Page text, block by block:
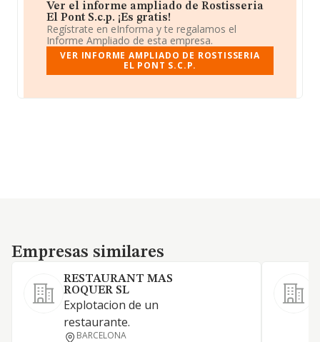
Ver el informe ampliado de Rostisseria
El Pont S.c.p. ¡Es gratis!
Regístrate en eInforma y te regalamos el
Informe Ampliado de esta empresa.
VER INFORME AMPLIADO DE ROSTISSERIA
EL PONT S.C.P.
Empresas similares
Empresas similares
RESTAURANT MAS
ROQUER SL
Explotacion de un
restaurante.
BARCELONA